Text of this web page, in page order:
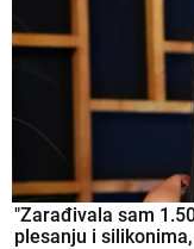
"Zarađivala sam
plesanju i